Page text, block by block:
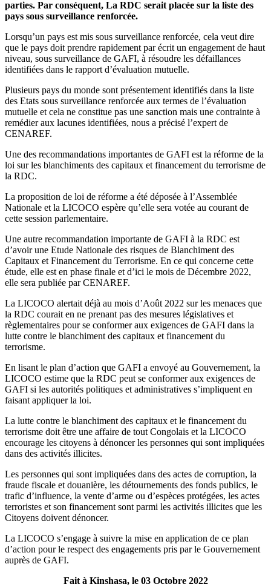
parties. Par conséquent, La RDC serait placée sur la liste des
pays sous surveillance renforcée.
Lorsqu’un pays est mis sous surveillance renforcée, cela veut dire
que le pays doit prendre rapidement par écrit un engagement de haut
niveau, sous surveillance de GAFI, à résoudre les défaillances
identifiées dans le rapport d’évaluation mutuelle.
Plusieurs pays du monde sont présentement identifiés dans la liste
des Etats sous surveillance renforcée aux termes de l’évaluation
mutuelle et cela ne constitue pas une sanction mais une contrainte à
remédier aux lacunes identifiées, nous a précisé l’expert de
CENAREF.
Une des recommandations importantes de GAFI est la réforme de la
loi sur les blanchiments des capitaux et financement du terrorisme de
la RDC.
La proposition de loi de réforme a été déposée à l’Assemblée
Nationale et la LICOCO espère qu’elle sera votée au courant de
cette session parlementaire.
Une autre recommandation importante de GAFI à la RDC est
d’avoir une Etude Nationale des risques de Blanchiment des
Capitaux et Financement du Terrorisme. En ce qui concerne cette
étude, elle est en phase finale et d’ici le mois de Décembre 2022,
elle sera publiée par CENAREF.
La LICOCO alertait déjà au mois d’Août 2022 sur les menaces que
la RDC courait en ne prenant pas des mesures législatives et
règlementaires pour se conformer aux exigences de GAFI dans la
lutte contre le blanchiment des capitaux et financement du
terrorisme.
En lisant le plan d’action que GAFI a envoyé au Gouvernement, la
LICOCO estime que la RDC peut se conformer aux exigences de
GAFI si les autorités politiques et administratives s’impliquent en
faisant appliquer la loi.
La lutte contre le blanchiment des capitaux et le financement du
terrorisme doit être une affaire de tout Congolais et la LICOCO
encourage les citoyens à dénoncer les personnes qui sont impliquées
dans des activités illicites.
Les personnes qui sont impliquées dans des actes de corruption, la
fraude fiscale et douanière, les détournements des fonds publics, le
trafic d’influence, la vente d’arme ou d’espèces protégées, les actes
terroristes et son financement sont parmi les activités illicites que les
Citoyens doivent dénoncer.
La LICOCO s’engage à suivre la mise en application de ce plan
d’action pour le respect des engagements pris par le Gouvernement
auprès de GAFI.
Fait à Kinshasa, le 03 Octobre 2022